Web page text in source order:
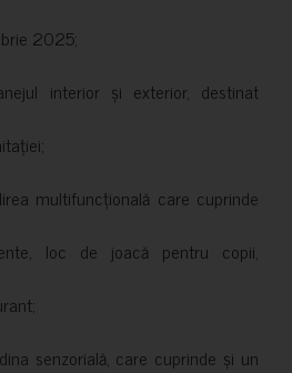
2025;
interior și exterior, destinat
multifuncțională care cuprinde
loc de joacă pentru copii,
senzorială, care cuprinde și un